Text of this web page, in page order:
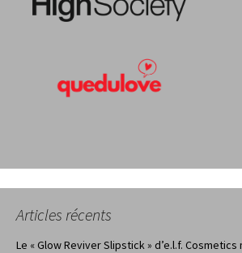
Articles récents
Le « Glow Reviver Slipstick » d’e.l.f.